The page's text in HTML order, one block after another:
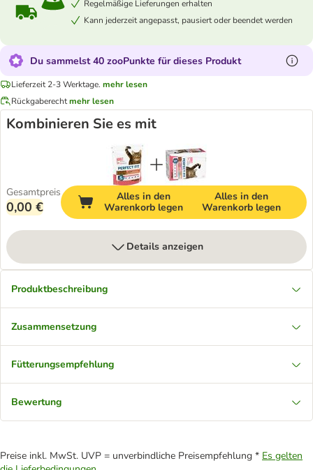
Regelmäßige Lieferungen erhalten
Kann jederzeit angepasst, pausiert oder beendet werden
Du sammelst 40 zooPunkte für dieses Produkt
Lieferzeit 2-3 Werktage. mehr lesen
Rückgaberechtmehr lesen
Kombinieren Sie es mit
Gesamtpreis
0,00 €
Alles in den
Warenkorb legen
Alles in den
Warenkorb legen
Details anzeigen
Produktbeschreibung
Zusammensetzung
Fütterungsempfehlung
Bewertung
Preise inkl. MwSt. UVP = unverbindliche Preisempfehlung * Es gelten